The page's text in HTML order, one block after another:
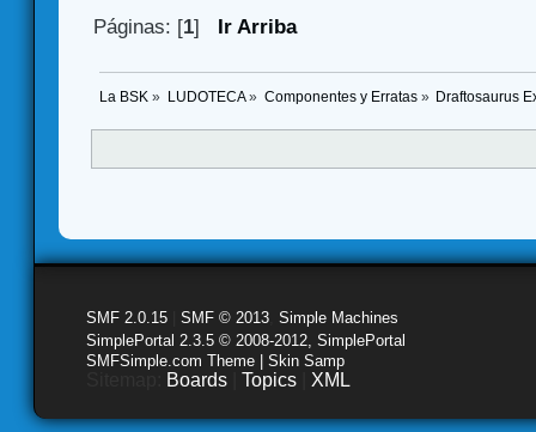
Páginas: [1] Ir Arriba
La BSK » LUDOTECA» Componentes y Erratas» Draftosaurus
SMF 2.0.15 SMF © 2013 Simple Machines
SimplePortal 2.3.5 © 2008-2012, SimplePortal
SMFSimple.com Theme | Skin Samp
Boards Topics XML